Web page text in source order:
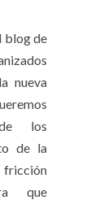
blog de
nueva
los
de la
que